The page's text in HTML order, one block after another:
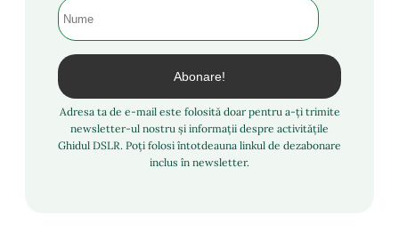
Adresa ta de e-mail este folosită doar pentru a-ți trimite
newsletter-ul nostru și informații despre activitățile
Ghidul DSLR. Poți folosi întotdeauna linkul de dezabonare
inclus în newsletter.